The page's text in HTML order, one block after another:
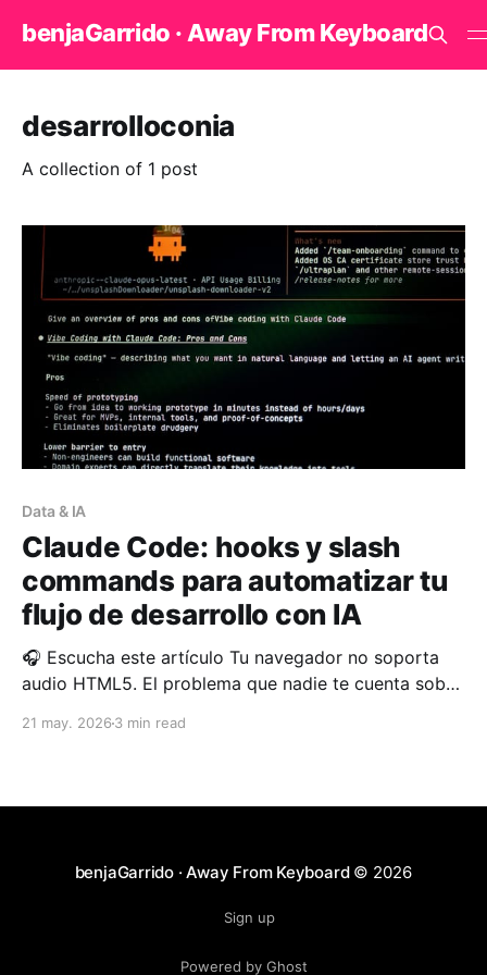
benjaGarrido · Away From Keyboard
desarrolloconia
A collection of 1 post
Data & IA
Claude Code: hooks y slash
commands para automatizar tu
flujo de desarrollo con IA
🎧 Escucha este artículo Tu navegador no soporta
audio HTML5. El problema que nadie te cuenta sobre
le pides que refactorice una función, y funciona. Pero
21 may. 2026 3 min read
benjaGarrido · Away From Keyboard© 2026
Sign up
Powered by Ghost